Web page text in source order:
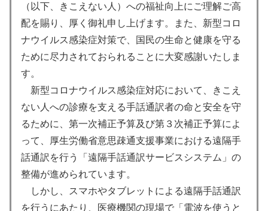
（以下、きこえない人）への福祉向上にご理解ご高
配を賜り、厚く御礼申し上げます。また、新型コロ
ナウイルス感染症対策で、国民の生命と健康を守る
ために尽力されておられることに大変感謝いたしま
す。
新型コロナウイルス感染症対応において、きこえ
ない人への診療を支える手話通訳者の命と安全を守
るために、第一次補正予算及び第３次補正予算によ
って、厚生労働省意思疎通支援事業における遠隔手
話通訳を行う「遠隔手話通訳サービスシステム」の
整備が進められています。
しかし、スマホやタブレットによる遠隔手話通訳
を行うにあたり、医療機関の現場で「電波を使うと